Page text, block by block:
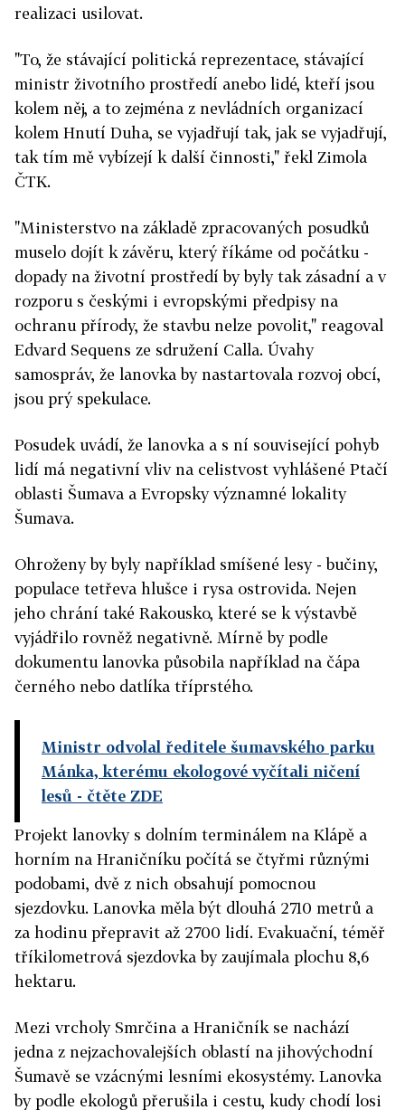
realizaci usilovat.
"To, že stávající politická reprezentace, stávající
ministr životního prostředí anebo lidé, kteří jsou
kolem něj, a to zejména z nevládních organizací
kolem Hnutí Duha, se vyjadřují tak, jak se vyjadřují,
tak tím mě vybízejí k další činnosti," řekl Zimola
ČTK.
"Ministerstvo na základě zpracovaných posudků
muselo dojít k závěru, který říkáme od počátku -
dopady na životní prostředí by byly tak zásadní a v
rozporu s českými i evropskými předpisy na
ochranu přírody, že stavbu nelze povolit," reagoval
Edvard Sequens ze sdružení Calla. Úvahy
samospráv, že lanovka by nastartovala rozvoj obcí,
jsou prý spekulace.
Posudek uvádí, že lanovka a s ní související pohyb
lidí má negativní vliv na celistvost vyhlášené Ptačí
oblasti Šumava a Evropsky významné lokality
Šumava.
Ohroženy by byly například smíšené lesy - bučiny,
populace tetřeva hlušce i rysa ostrovida. Nejen
jeho chrání také Rakousko, které se k výstavbě
vyjádřilo rovněž negativně. Mírně by podle
dokumentu lanovka působila například na čápa
černého nebo datlíka tříprstého.
Ministr odvolal ředitele šumavského parku
Mánka, kterému ekologové vyčítali ničení
lesů - čtěte ZDE
Projekt lanovky s dolním terminálem na Klápě a
horním na Hraničníku počítá se čtyřmi různými
podobami, dvě z nich obsahují pomocnou
sjezdovku. Lanovka měla být dlouhá 2710 metrů a
za hodinu přepravit až 2700 lidí. Evakuační, téměř
tříkilometrová sjezdovka by zaujímala plochu 8,6
hektaru.
Mezi vrcholy Smrčina a Hraničník se nachází
jedna z nejzachovalejších oblastí na jihovýchodní
Šumavě se vzácnými lesními ekosystémy. Lanovka
by podle ekologů přerušila i cestu, kudy chodí losi